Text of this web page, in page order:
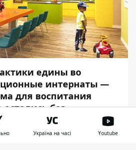
едины во
интернаты —
для воспитания
без
Зачастую
учреждений
жизнь, не имея
Україна на часі Youtube